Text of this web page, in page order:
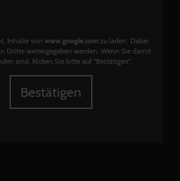
Inhalte von www.google.comzu laden. Dabei
Dritte weitergegeben werden. Wenn Sie damit
sind, klicken Sie bitte auf "Bestätigen".
Bestätigen